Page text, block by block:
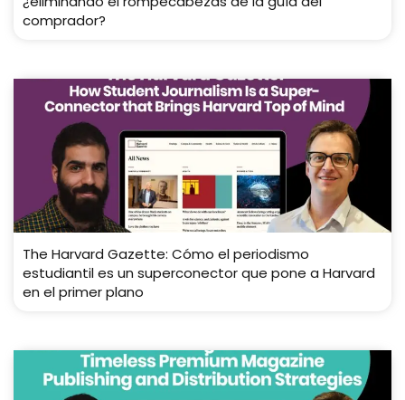
comprador?
The Harvard Gazette: Cómo el periodismo
estudiantil es un superconector que pone a Harvard
en el primer plano